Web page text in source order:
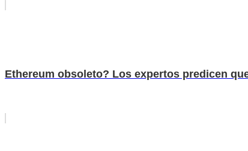
Ethereum obsoleto? Los expertos predicen